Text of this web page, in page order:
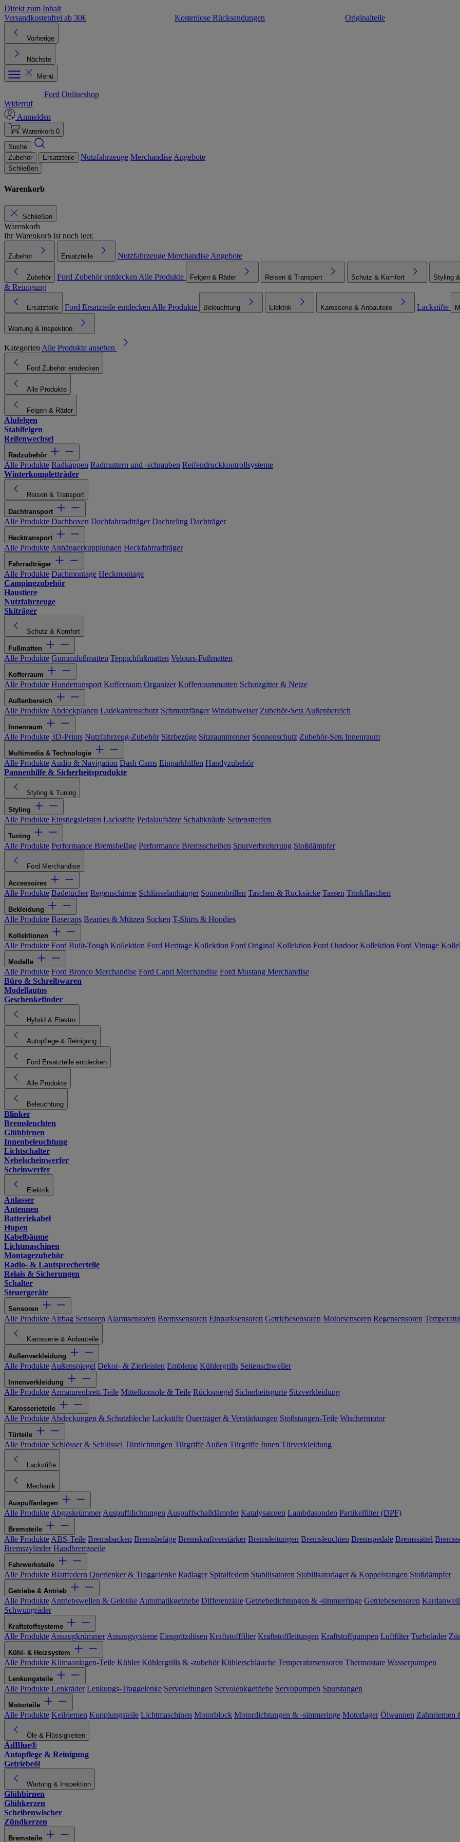
Direkt zum Inhalt
Versandkostenfrei ab 30€
Kostenlose Rücksendungen Originalteile
Vorherige
Nächste
Menü
Ford Onlineshop
Widerruf
Anmelden
Warenkorb 0
Suche
Zubehör
Ersatzteile Nutzfahrzeuge Merchandise Angebote
Schließen
Warenkorb
Schließen
Warenkorb
Ihr Warenkorb ist noch leer.
Zubehör Ersatzteile Nutzfahrzeuge Merchandise Angebote
Zubehör Ford Zubehör entdecken Alle Produkte Felgen & Räder Reisen & Transport Schutz & Komfort Styling
& Reinigung
Ersatzteile Ford Ersatzteile entdecken Alle Produkte Beleuchtung Elektrik Karosserie & Anbauteile Lackstifte
Wartung & Inspektion
Kategorien Alle Produkte ansehen
Ford Zubehör entdecken
Alle Produkte
Felgen & Räder
Alufelgen
Stahlfelgen
Reifenwechsel
Radzubehör
Alle Produkte Radkappen Radmuttern und -schrauben Reifendruckkontrollsysteme
Winterkompletträder
Reisen & Transport
Dachtransport
Alle Produkte Dachboxen Dachfahrradträger Dachreling Dachträger
Hecktransport
Alle Produkte Anhängerkupplungen Heckfahrradträger
Fahrradträger
Alle Produkte Dachmontage Heckmontage
Campingzubehör
Haustiere
Nutzfahrzeuge
Skiträger
Schutz & Komfort
Fußmatten
Alle Produkte Gummifußmatten Teppichfußmatten Velours-Fußmatten
Kofferraum
Alle Produkte Hundetransport Kofferraum Organizer Kofferraummatten Schutzgitter & Netze
Außenbereich
Alle Produkte Abdeckplanen Ladekantenschutz Schmutzfänger Windabweiser Zubehör-Sets Außenbereich
Innenraum
Alle Produkte 3D-Prints Nutzfahrzeug-Zubehör Sitzbezüge Sitzraumtrenner Sonnenschutz Zubehör-Sets Innenraum
Multimedia & Technologie
Alle Produkte Audio & Navigation Dash Cams Einparkhilfen Handyzubehör
Pannenhilfe & Sicherheitsprodukte
Styling & Tuning
Styling
Alle Produkte Einstiegsleisten Lackstifte Pedalaufsätze Schaltknäufe Seitenstreifen
Tuning
Alle Produkte Performance Bremsbeläge Performance Bremsscheiben Spurverbreiterung Stoßdämpfer
Ford Merchandise
Accessoires
Alle Produkte Badetücher Regenschirme Schlüsselanhänger Sonnenbrillen Taschen & Rucksäcke Tassen Trinkflaschen
Bekleidung
Alle Produkte Basecaps Beanies & Mützen Socken T-Shirts & Hoodies
Kollektionen
Alle Produkte Ford Built-Tough Kollektion Ford Heritage Kollektion Ford Original Kollektion Ford Outdoor Kollektion Ford Vintage
Modelle
Alle Produkte Ford Bronco Merchandise Ford Capri Merchandise Ford Mustang Merchandise
Büro & Schreibwaren
Modellautos
Geschenkefinder
Hybrid & Elektro
Autopflege & Reinigung
Ford Ersatzteile entdecken
Alle Produkte
Beleuchtung
Blinker
Bremsleuchten
Glühbirnen
Innenbeleuchtung
Lichtschalter
Nebelscheinwerfer
Scheinwerfer
Elektrik
Anlasser
Antennen
Batteriekabel
Hupen
Kabelbäume
Lichtmaschinen
Montagezubehör
Radio- & Lautsprecherteile
Relais & Sicherungen
Schalter
Steuergeräte
Sensoren
Alle Produkte Airbag Sensoren Alarmsensoren Bremssensoren Einparksensoren Getriebesensoren Motorsensoren Regensensoren
Karosserie & Anbauteile
Außenverkleidung
Alle Produkte Außenspiegel Dekor- & Zierleisten Embleme Kühlergrills Seitenschweller
Innenverkleidung
Alle Produkte Armaturenbrett-Teile Mittelkonsole & Teile Rückspiegel Sicherheitsgurte Sitzverkleidung
Karosserieteile
Alle Produkte Abdeckungen & Schutzbleche Lackstifte Querträger & Verstärkungen Stoßstangen-Teile Wischermotor
Türteile
Alle Produkte Schlösser & Schlüssel Türdichtungen Türgriffe Außen Türgriffe Innen Türverkleidung
Lackstifte
Mechanik
Auspuffanlagen
Alle Produkte Abgaskrümmer Auspuffdichtungen Auspuffschalldämpfer Katalysatoren Lambdasonden Partikelfilter (DPF)
Bremsteile
Alle Produkte ABS-Teile Bremsbacken Bremsbeläge Bremskraftverstärker Bremsleitungen Bremsleuchten Bremspedale Bremssättel
Bremszylinder Handbremsseile
Fahrwerksteile
Alle Produkte Blattfedern Querlenker & Traggelenke Radlager Spiralfedern Stabilisatoren Stabilisatorlager & Koppelstangen Stoßdämpfer
Getriebe & Antrieb
Alle Produkte Antriebswellen & Gelenke Automatikgetriebe Differenziale Getriebedichtungen & -simmerringe Getriebesensoren
Schwungräder
Kraftstoffsysteme
Alle Produkte Ansaugkrümmer Ansaugsysteme Einspritzdüsen Kraftstofffilter Kraftstoffleitungen Kraftstoffpumpen Luftfilter Turbolader
Kühl- & Heizsystem
Alle Produkte Klimaanlagen-Teile Kühler Kühlergrills & -zubehör Kühlerschläuche Temperatursensoren Thermostate Wasserpumpen
Lenkungsteile
Alle Produkte Lenkräder Lenkungs-Traggelenke Servoleitungen Servolenkgetriebe Servopumpen Spurstangen
Motorteile
Alle Produkte Keilriemen Kupplungsteile Lichtmaschinen Motorblock Motordichtungen & -simmeringe Motorlager Ölwannen Zahnriemen
Öle & Flüssigkeiten
AdBlue®
Autopflege & Reinigung
Getriebeöl
Wartung & Inspektion
Glühbirnen
Glühkerzen
Scheibenwischer
Zündkerzen
Bremsteile